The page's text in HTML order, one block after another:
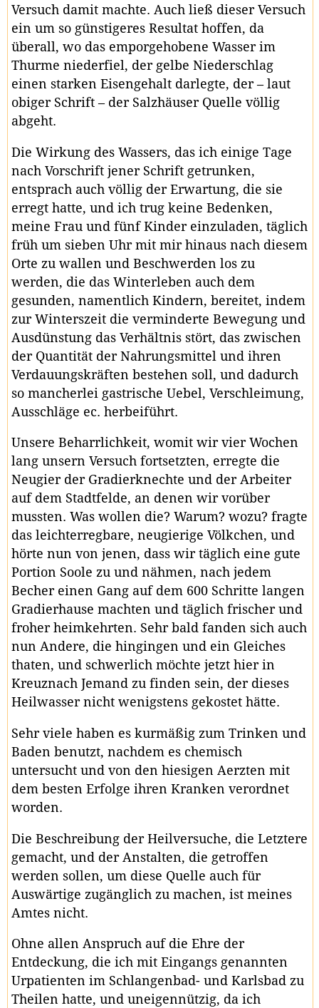
Versuch damit machte. Auch ließ dieser Versuch
ein um so günstigeres Resultat hoffen, da
überall, wo das emporgehobene Wasser im
Thurme niederfiel, der gelbe Niederschlag
einen starken Eisengehalt darlegte, der – laut
obiger Schrift – der Salzhäuser Quelle völlig
abgeht.
Die Wirkung des Wassers, das ich einige Tage
nach Vorschrift jener Schrift getrunken,
entsprach auch völlig der Erwartung, die sie
erregt hatte, und ich trug keine Bedenken,
meine Frau und fünf Kinder einzuladen, täglich
früh um sieben Uhr mit mir hinaus nach diesem
Orte zu wallen und Beschwerden los zu
werden, die das Winterleben auch dem
gesunden, namentlich Kindern, bereitet, indem
zur Winterszeit die verminderte Bewegung und
Ausdünstung das Verhältnis stört, das zwischen
der Quantität der Nahrungsmittel und ihren
Verdauungskräften bestehen soll, und dadurch
so mancherlei gastrische Uebel, Verschleimung,
Ausschläge ec. herbeiführt.
Unsere Beharrlichkeit, womit wir vier Wochen
lang unsern Versuch fortsetzten, erregte die
Neugier der Gradierknechte und der Arbeiter
auf dem Stadtfelde, an denen wir vorüber
mussten. Was wollen die? Warum? wozu? fragte
das leichterregbare, neugierige Völkchen, und
hörte nun von jenen, dass wir täglich eine gute
Portion Soole zu und nähmen, nach jedem
Becher einen Gang auf dem 600 Schritte langen
Gradierhause machten und täglich frischer und
froher heimkehrten. Sehr bald fanden sich auch
nun Andere, die hingingen und ein Gleiches
thaten, und schwerlich möchte jetzt hier in
Kreuznach Jemand zu finden sein, der dieses
Heilwasser nicht wenigstens gekostet hätte.
Sehr viele haben es kurmäßig zum Trinken und
Baden benutzt, nachdem es chemisch
untersucht und von den hiesigen Aerzten mit
dem besten Erfolge ihren Kranken verordnet
worden.
Die Beschreibung der Heilversuche, die Letztere
gemacht, und der Anstalten, die getroffen
werden sollen, um diese Quelle auch für
Auswärtige zugänglich zu machen, ist meines
Amtes nicht.
Ohne allen Anspruch auf die Ehre der
Entdeckung, die ich mit Eingangs genannten
Urpatienten im Schlangenbad- und Karlsbad zu
Theilen hatte, und uneigennützig, da ich